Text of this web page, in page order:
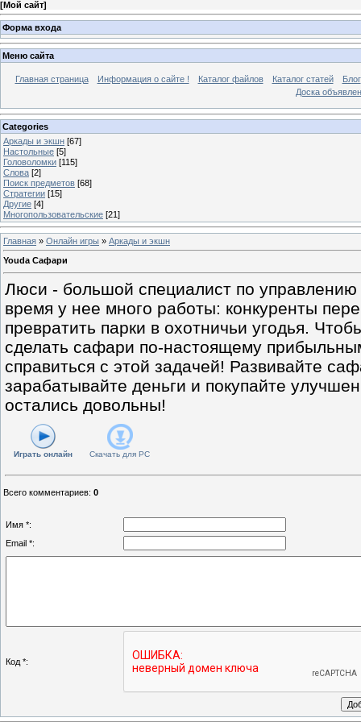
[Мой сайт]
Форма входа
Меню сайта
Главная страница Информация о сайте ! Каталог файлов Каталог статей
Блог
Доска
Categories
Аркады и экшн [67]
Настольные [5]
Головоломки [115]
Слова [2]
Поиск предметов [68]
Стратегии [15]
Другие [4]
Многопользовательские [21]
Главная » Онлайн игры » Аркады и экшн
Youda Сафари
Люси - большой специалист по
время у нее много работы: конкуренты
превратить парки в охотничьи угодья.
сделать сафари по-настоящему
справиться с этой задачей! Развивайте
зарабатывайте деньги и покупайте
остались довольны!
Играть онлайн Скачать для PC
Всего комментариев: 0
Имя *:
Email *:
Код *: